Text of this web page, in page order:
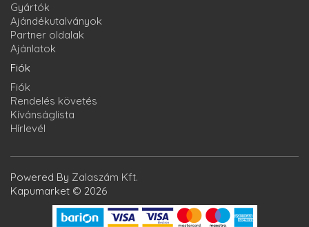
Gyártók
Ajándékutalványok
Partner oldalak
Ajánlatok
Fiók
Fiók
Rendelés követés
Kívánságlista
Hírlevél
Powered By Zalaszám Kft.
Kapumarket © 2026